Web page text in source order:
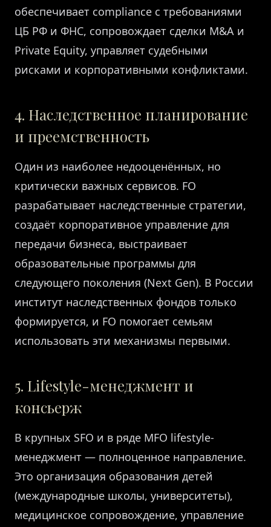
обеспечивает compliance с требованиями
ЦБ РФ и ФНС, сопровождает сделки M&A и
Private Equity, управляет судебными
рисками и корпоративными конфликтами.
4. Наследственное планирование
и преемственность
Один из наиболее недооценённых, но
критически важных сервисов. FO
разрабатывает наследственные стратегии,
создаёт корпоративное управление для
передачи бизнеса, выстраивает
образовательные программы для
следующего поколения (Next Gen). В России
институт наследственных фондов только
формируется, и FO помогает семьям
использовать эти механизмы первыми.
5. Lifestyle-менеджмент и
консьерж
В крупных SFO и в ряде МFO lifestyle-
менеджмент — полноценное направление.
Это организация образования детей
(международные школы, университеты),
медицинское сопровождение, управление